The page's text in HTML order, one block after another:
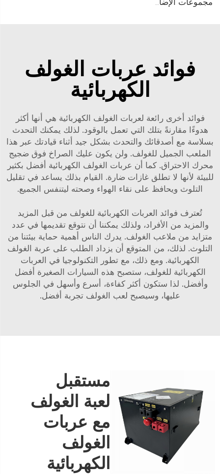
فوائد عربات الغولف
الكهربائية
فوائد أخرى رائعة لعربات الغولف الكهربائية هي أنها أكثر
هدوءًا مقارنةً بتلك التي تعمل بالوقود. لذلك يمكنك التحدث
بسلاسة مع أصدقائك والتحدث بشكل جيد أثناء قيادتك عبر هذا
الملعب الجميل للغولف. ولن يكون عليك الصراخ فوق ضجيج
محرك الاحتراق. كما أن عربات الغولف الكهربائية أفضل بكثير
للبيئة لأنها لا تطلق غازات ضارة. القيام بذلك يساعد في تقليل
التلوث ويحافظ على نقاء الهواء وصحته ليتنفس الجميع.
تُعترف فوائد العربات الكهربائية للغولف من قبل المزيد
والمزيد من الأفراد، ولذلك يمكننا أن نتوقع تقديمها في عدد
متزايد من ملاعب الغولف. يدرك الناس أهمية حماية بيئتنا من
التلوث. لذلك، من المتوقع أن يزداد الطلب على عربة الغولف
الكهربائية. ومع ذلك، مع تطور التكنولوجيا في العربات
الكهربائية للغولف، ستصبح هذه السيارات الصغيرة أفضل
وأفضل. لذا ستكون أكثر كفاءة، أسرع وأسهل في الجلوس
عليها، وسيصبح لعب الغولف تجربة أفضل.
مستقبل
لعبة الغولف
مع عربات
الغولف
الكهربائية